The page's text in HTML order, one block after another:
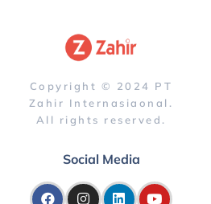
Copyright © 2024 PT
Zahir Internasiaonal.
All rights reserved.
Social Media